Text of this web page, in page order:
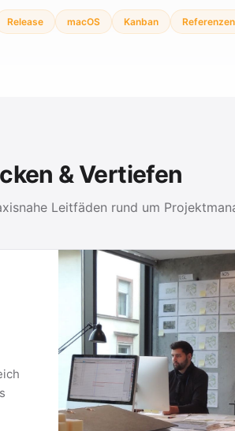
Release macOS Kanban Referenzen
& Vertiefen
Leitfäden rund um